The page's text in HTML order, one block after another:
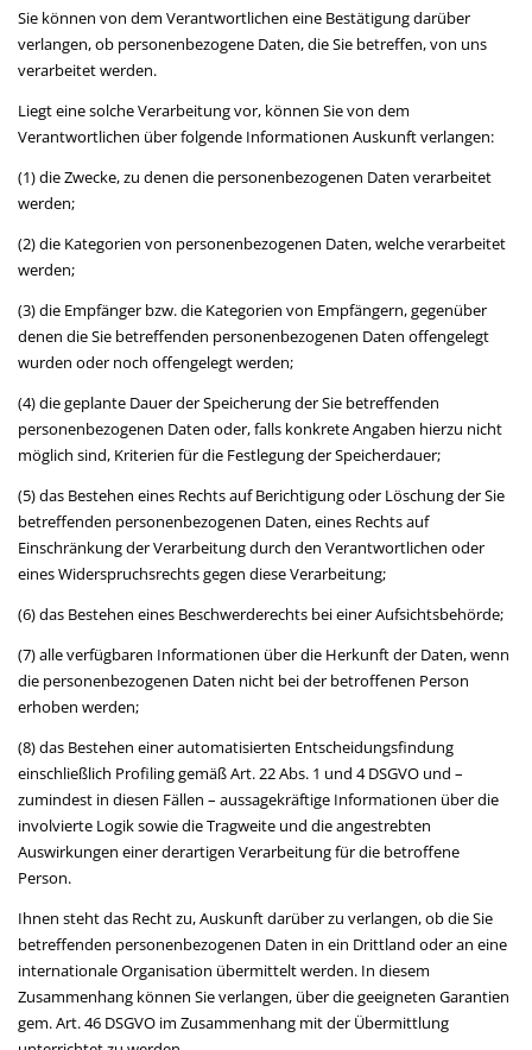
Sie können von dem Verantwortlichen eine Bestätigung darüber
verlangen, ob personenbezogene Daten, die Sie betreffen, von uns
verarbeitet werden.
Liegt eine solche Verarbeitung vor, können Sie von dem
Verantwortlichen über folgende Informationen Auskunft verlangen:
(1) die Zwecke, zu denen die personenbezogenen Daten verarbeitet
werden;
(2) die Kategorien von personenbezogenen Daten, welche verarbeitet
werden;
(3) die Empfänger bzw. die Kategorien von Empfängern, gegenüber
denen die Sie betreffenden personenbezogenen Daten offengelegt
wurden oder noch offengelegt werden;
(4) die geplante Dauer der Speicherung der Sie betreffenden
personenbezogenen Daten oder, falls konkrete Angaben hierzu nicht
möglich sind, Kriterien für die Festlegung der Speicherdauer;
(5) das Bestehen eines Rechts auf Berichtigung oder Löschung der Sie
betreffenden personenbezogenen Daten, eines Rechts auf
Einschränkung der Verarbeitung durch den Verantwortlichen oder
eines Widerspruchsrechts gegen diese Verarbeitung;
(6) das Bestehen eines Beschwerderechts bei einer Aufsichtsbehörde;
(7) alle verfügbaren Informationen über die Herkunft der Daten, wenn
die personenbezogenen Daten nicht bei der betroffenen Person
erhoben werden;
(8) das Bestehen einer automatisierten Entscheidungsfindung
einschließlich Profiling gemäß Art. 22 Abs. 1 und 4 DSGVO und –
zumindest in diesen Fällen – aussagekräftige Informationen über die
involvierte Logik sowie die Tragweite und die angestrebten
Auswirkungen einer derartigen Verarbeitung für die betroffene
Person.
Ihnen steht das Recht zu, Auskunft darüber zu verlangen, ob die Sie
betreffenden personenbezogenen Daten in ein Drittland oder an eine
internationale Organisation übermittelt werden. In diesem
Zusammenhang können Sie verlangen, über die geeigneten Garantien
gem. Art. 46 DSGVO im Zusammenhang mit der Übermittlung